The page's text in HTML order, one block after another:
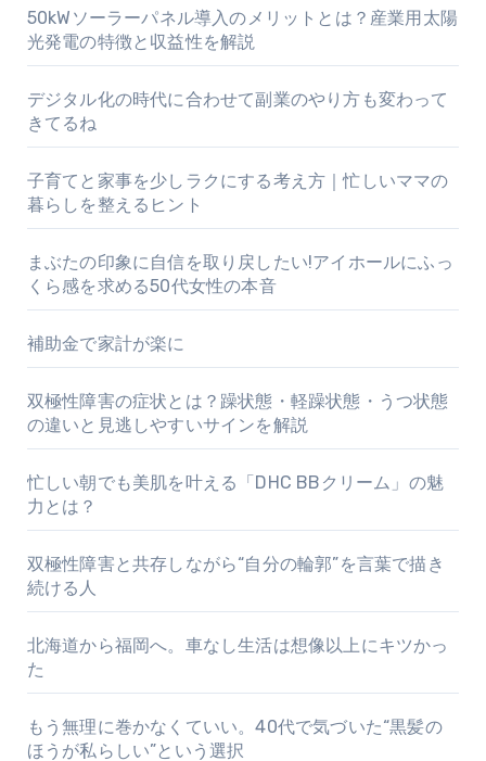
50kWソーラーパネル導入のメリットとは？産業用太陽
光発電の特徴と収益性を解説
デジタル化の時代に合わせて副業のやり方も変わって
きてるね
子育てと家事を少しラクにする考え方｜忙しいママの
暮らしを整えるヒント
まぶたの印象に自信を取り戻したい!アイホールにふっ
くら感を求める50代女性の本音
補助金で家計が楽に
双極性障害の症状とは？躁状態・軽躁状態・うつ状態
の違いと見逃しやすいサインを解説
忙しい朝でも美肌を叶える「DHC BBクリーム」の魅
力とは？
双極性障害と共存しながら“自分の輪郭”を言葉で描き
続ける人
北海道から福岡へ。車なし生活は想像以上にキツかっ
た
もう無理に巻かなくていい。40代で気づいた“黒髪の
ほうが私らしい”という選択